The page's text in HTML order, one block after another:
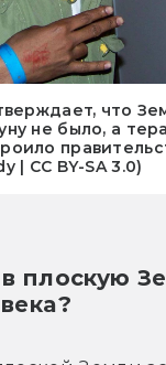
что
не было, а
| CC BY-SA 3.0)
плоскую